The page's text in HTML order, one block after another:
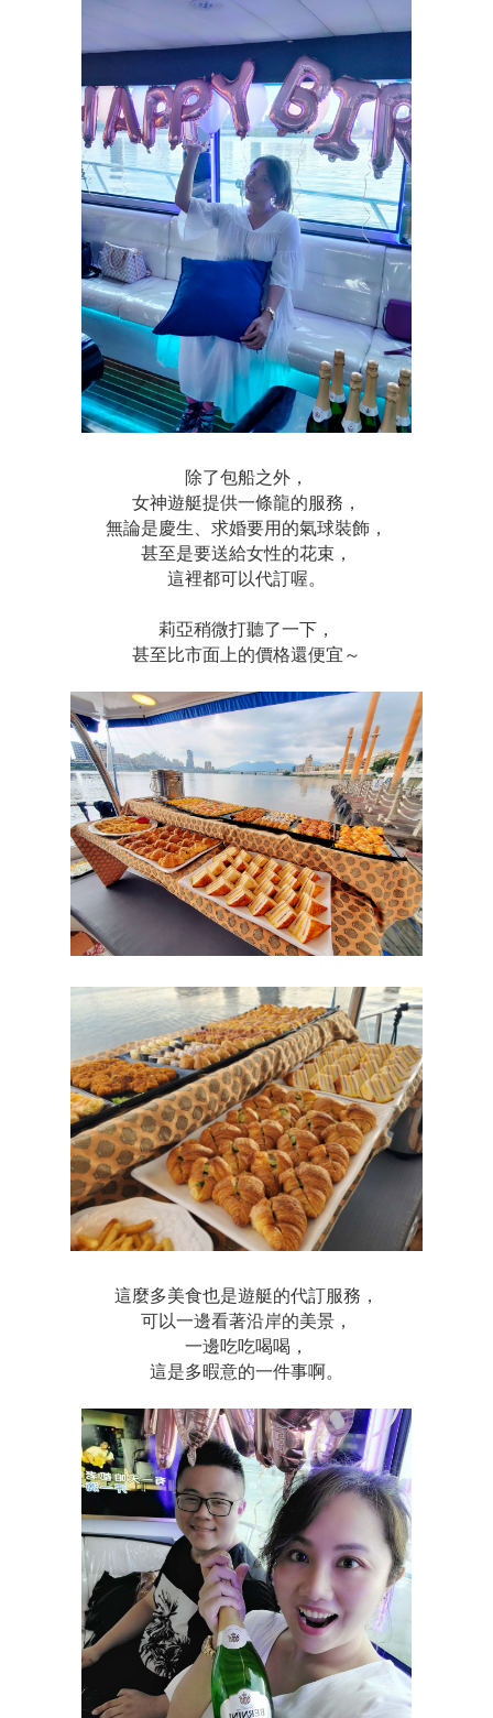
除了包船之外，
女神遊艇提供一條龍的服務，
無論是慶生、求婚要用的氣球裝飾，
甚至是要送給女性的花束，
這裡都可以代訂喔。
莉亞稍微打聽了一下，
甚至比市面上的價格還便宜～
這麼多美食也是遊艇的代訂服務，
可以一邊看著沿岸的美景，
一邊吃吃喝喝，
這是多暇意的一件事啊。